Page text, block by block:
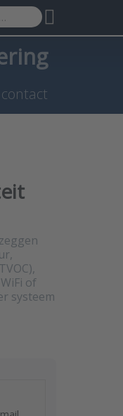
as you type.
contact
of
systeem